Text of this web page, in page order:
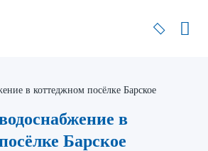
в коттеджном посёлке Барское
в
Барское